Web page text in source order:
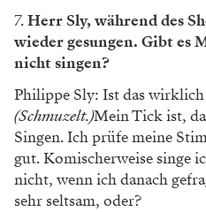
7.Herr Sly, während des
wieder gesungen. Gibt es
nicht singen?
Philippe Sly: Ist das
(Schmuzelt.)Mein Tick ist,
Singen. Ich prüfe meine
gut. Komischerweise singe
nicht, wenn ich danach
sehr seltsam, oder?